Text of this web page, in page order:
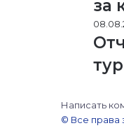
за
Написать
© Все права